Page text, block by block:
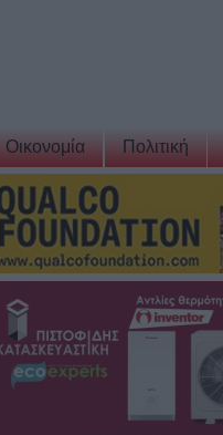
Οικονομία Πολιτική